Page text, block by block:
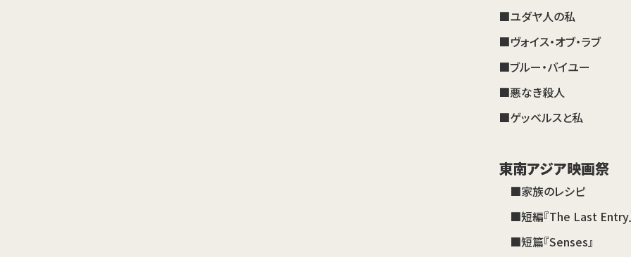
■ユダヤ人の私
■ヴォイス・オブ・ラブ
■ブルー・バイユー
■悪なき殺人
■ゲッベルスと私
東南アジア映画祭
■家族のレシピ
■短編『The Last Entry
■短篇『Senses』